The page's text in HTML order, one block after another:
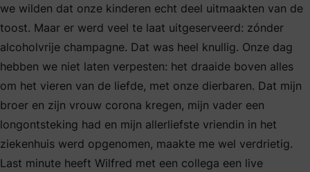
we wilden dat onze kinderen echt deel uitmaakten van de
toost. Maar er werd veel te laat uitgeserveerd: zónder
alcoholvrije champagne. Dat was heel knullig. Onze dag
hebben we niet laten verpesten: het draaide boven alles
om het vieren van de liefde, met onze dierbaren. Dat mijn
broer en zijn vrouw corona kregen, mijn vader een
longontsteking had en mijn allerliefste vriendin in het
ziekenhuis werd opgenomen, maakte me wel verdrietig.
Last minute heeft Wilfred met een collega een live